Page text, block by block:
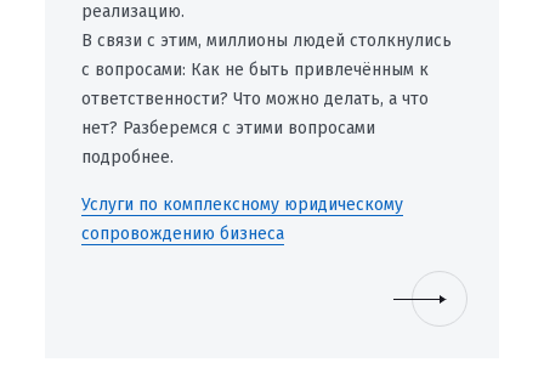
реализацию.
В связи с этим, миллионы людей столкнулись
с вопросами: Как не быть привлечённым к
ответственности? Что можно делать, а что
нет? Разберемся с этими вопросами
подробнее.
Услуги по комплексному юридическому
сопровождению бизнеса